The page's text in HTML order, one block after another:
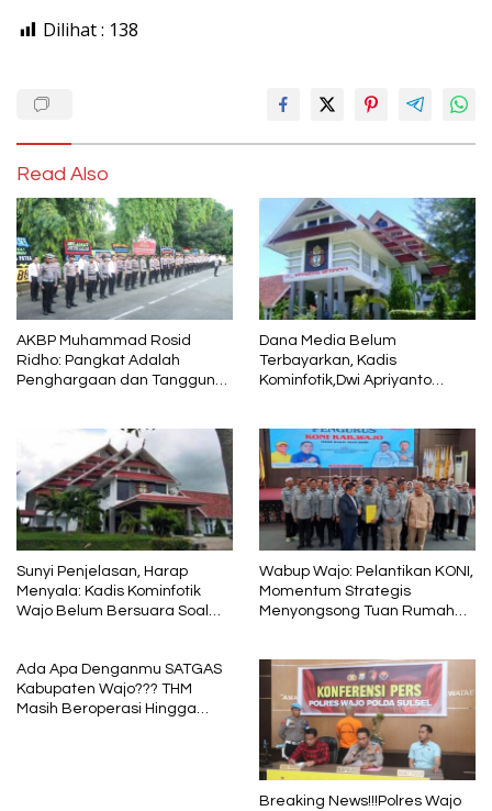
Dilihat : 138
Read Also
AKBP Muhammad Rosid
Ridho: Pangkat Adalah
Penghargaan dan Tanggung
Dana Media Belum
Terbayarkan, Kadis
Kominfotik,Dwi Apriyanto
Sunyi Penjelasan, Harap
Menyala: Kadis Kominfotik
Wajo Belum Bersuara Soal
Wabup Wajo: Pelantikan KONI,
Momentum Strategis
Menyongsong Tuan Rumah
Ada Apa Denganmu SATGAS
Kabupaten Wajo??? THM
Masih Beroperasi Hingga
Breaking News!!!Polres Wajo